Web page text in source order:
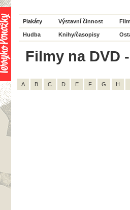
Plakáty Výstavní činnost
Hudba Knihy/časopisy
Filmy na DVD
A B C D E F G H